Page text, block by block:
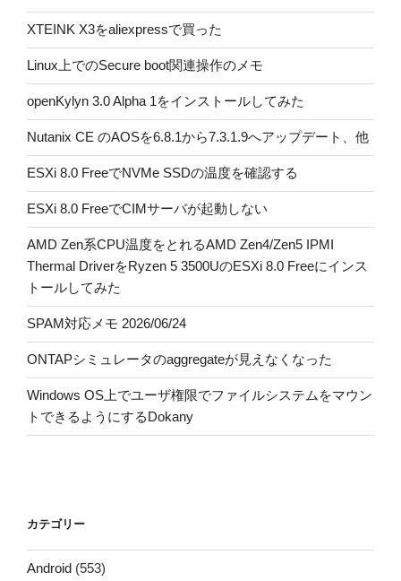
XTEINK X3をaliexpressで買った
Linux上でのSecure boot関連操作のメモ
openKylyn 3.0 Alpha 1をインストールしてみた
Nutanix CE のAOSを6.8.1から7.3.1.9へアップデート、他
ESXi 8.0 FreeでNVMe SSDの温度を確認する
ESXi 8.0 FreeでCIMサーバが起動しない
AMD Zen系CPU温度をとれるAMD Zen4/Zen5 IPMI
Thermal DriverをRyzen 5 3500UのESXi 8.0 Freeにインス
トールしてみた
SPAM対応メモ 2026/06/24
ONTAPシミュレータのaggregateが見えなくなった
Windows OS上でユーザ権限でファイルシステムをマウン
トできるようにするDokany
カテゴリー
Android (553)